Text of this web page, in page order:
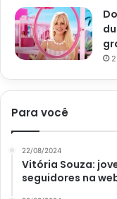
de energia?
Ainda que o sol seja
Ainda, segundo
professor de
infelizmente, a
Para você
22/08/2024
Vitória Souza:
seguidores na